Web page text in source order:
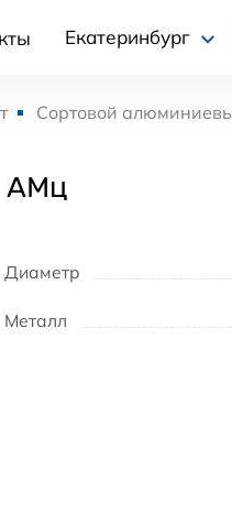
Екатеринбург
Сортовой
АМц
Диаметр
Металл